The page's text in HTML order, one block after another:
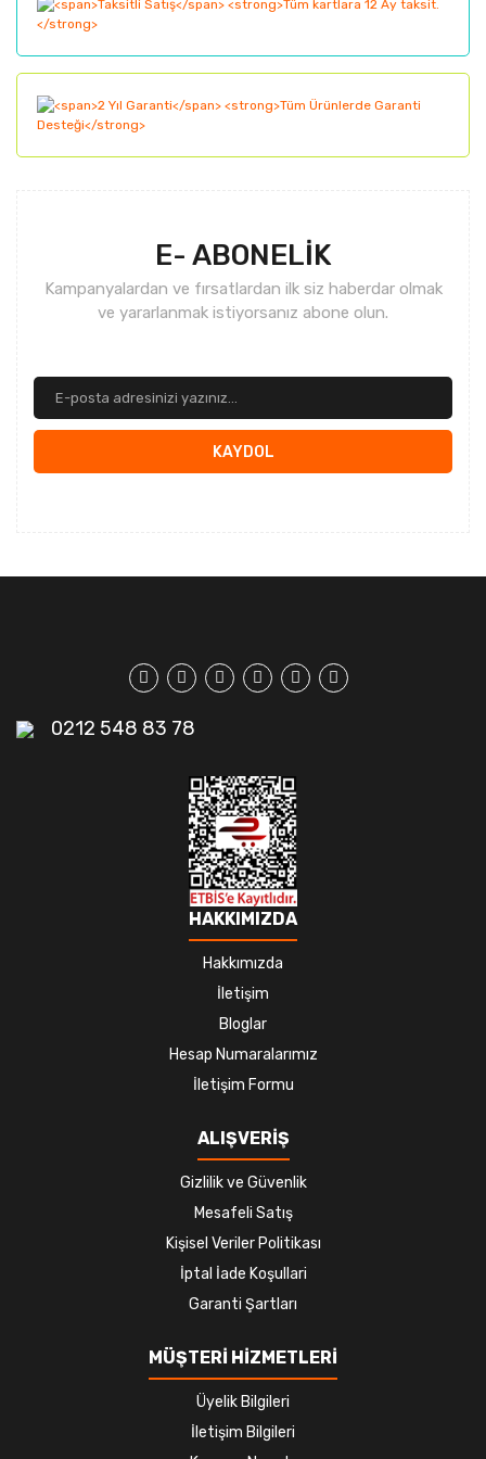
Bu ürüne benzer farklı alternatifler olmalı.
E- ABONELİK
Kampanyalardan ve fırsatlardan ilk siz haberdar olmak
ve yararlanmak istiyorsanız abone olun.
KAYDOL
0212 548 83 78
HAKKIMIZDA
Hakkımızda
İletişim
Bloglar
Hesap Numaralarımız
İletişim Formu
ALIŞVERİŞ
Gizlilik ve Güvenlik
Mesafeli Satış
Kişisel Veriler Politikası
İptal İade Koşullari
Garanti Şartları
MÜŞTERİ HİZMETLERİ
Üyelik Bilgileri
İletişim Bilgileri